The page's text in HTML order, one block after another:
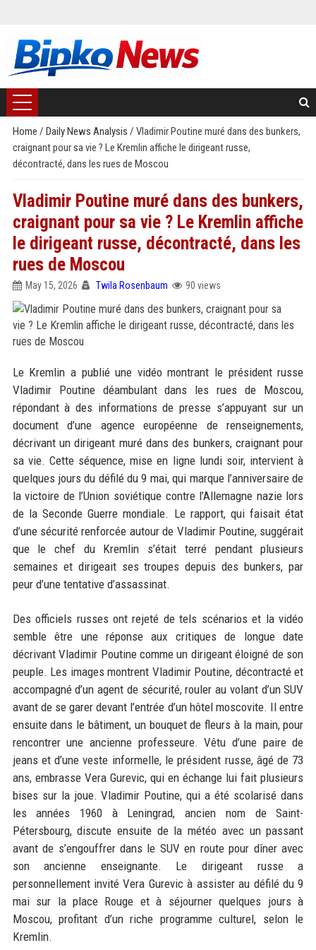
Home / Daily News Analysis / Vladimir Poutine muré dans des bunkers,
craignant pour sa vie ? Le Kremlin affiche le dirigeant russe,
décontracté, dans les rues de Moscou
Vladimir Poutine muré dans des bunkers,
craignant pour sa vie ? Le Kremlin affiche
le dirigeant russe, décontracté, dans les
rues de Moscou
May 15, 2026 Twila Rosenbaum 90 views
Le Kremlin a publié une vidéo montrant le président russe
Vladimir Poutine déambulant dans les rues de Moscou,
répondant à des informations de presse s’appuyant sur un
document d’une agence européenne de renseignements,
décrivant un dirigeant muré dans des bunkers, craignant pour
sa vie. Cette séquence, mise en ligne lundi soir, intervient à
quelques jours du défilé du 9 mai, qui marque l’anniversaire de
la victoire de l’Union soviétique contre l’Allemagne nazie lors
de la Seconde Guerre mondiale. Le rapport, qui faisait état
d’une sécurité renforcée autour de Vladimir Poutine, suggérait
que le chef du Kremlin s’était terré pendant plusieurs
semaines et dirigeait ses troupes depuis des bunkers, par
peur d’une tentative d’assassinat.
Des officiels russes ont rejeté de tels scénarios et la vidéo
semble être une réponse aux critiques de longue date
décrivant Vladimir Poutine comme un dirigeant éloigné de son
peuple. Les images montrent Vladimir Poutine, décontracté et
accompagné d’un agent de sécurité, rouler au volant d’un SUV
avant de se garer devant l’entrée d’un hôtel moscovite. Il entre
ensuite dans le bâtiment, un bouquet de fleurs à la main, pour
rencontrer une ancienne professeure. Vêtu d’une paire de
jeans et d’une veste informelle, le président russe, âgé de 73
ans, embrasse Vera Gurevic, qui en échange lui fait plusieurs
bises sur la joue. Vladimir Poutine, qui a été scolarisé dans
les années 1960 à Leningrad, ancien nom de Saint-
Pétersbourg, discute ensuite de la météo avec un passant
avant de s’engouffrer dans le SUV en route pour dîner avec
son ancienne enseignante. Le dirigeant russe a
personnellement invité Vera Gurevic à assister au défilé du 9
mai sur la place Rouge et à séjourner quelques jours à
Moscou, profitant d’un riche programme culturel, selon le
Kremlin.